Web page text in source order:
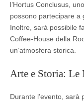
l’Hortus Conclusus,
possono partecipare a
Inoltre, sarà possibile
Coffee-House della
un’atmosfera storica.
Arte e Storia: Le
Durante l’evento, sarà